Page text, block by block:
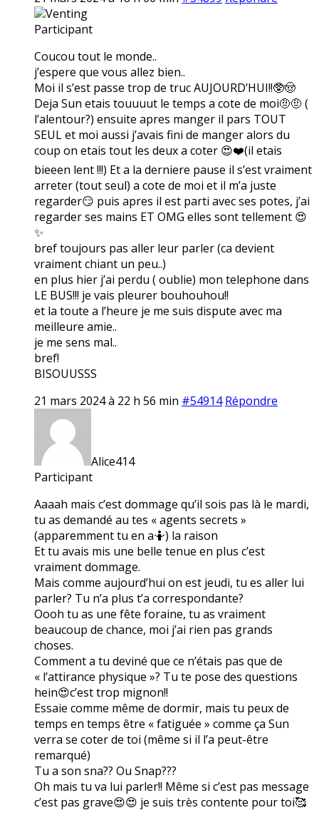
Venting
Participant
Coucou tout le monde..
j’espere que vous allez bien..
Moi il s’est passe trop de truc AUJOURD’HUI!!🥸🤠
Deja Sun etais touuuut le temps a cote de moi🤨🤨 (
l’alentour?) ensuite apres manger il pars TOUT
SEUL et moi aussi j’avais fini de manger alors du
coup on etais tout les deux a coter 😍❤️(il etais
bieeen lent !!!) Et a la derniere pause il s’est vraiment
arreter (tout seul) a cote de moi et il m’a juste
regarder😏 puis apres il est parti avec ses potes, j’ai
regarder ses mains ET OMG elles sont tellement 😍
✨
bref toujours pas aller leur parler (ca devient
vraiment chiant un peu..)
en plus hier j’ai perdu ( oublie) mon telephone dans
LE BUS!!! je vais pleurer bouhouhou!!
et la toute a l’heure je me suis dispute avec ma
meilleure amie..
je me sens mal..
bref!
BISOUUSSS
21 mars 2024 à 22 h 56 min #54914 Répondre
Alice414
Participant
Aaaah mais c’est dommage qu’il sois pas là le mardi,
tu as demandé au tes « agents secrets »
(apparemment tu en a🤷) la raison
Et tu avais mis une belle tenue en plus c’est
vraiment dommage.
Mais comme aujourd’hui on est jeudi, tu es aller lui
parler? Tu n’a plus t’a correspondante?
Oooh tu as une fête foraine, tu as vraiment
beaucoup de chance, moi j’ai rien pas grands
choses.
Comment a tu deviné que ce n’étais pas que de
« l’attirance physique »? Tu te pose des questions
hein😍c’est trop mignon!!
Essaie comme même de dormir, mais tu peux de
temps en temps être « fatiguée » comme ça Sun
verra se coter de toi (même si il l’a peut-être
remarqué)
Tu a son sna?? Ou Snap???
Oh mais tu va lui parler!! Même si c’est pas message
c’est pas grave😍😍 je suis très contente pour toi🥰